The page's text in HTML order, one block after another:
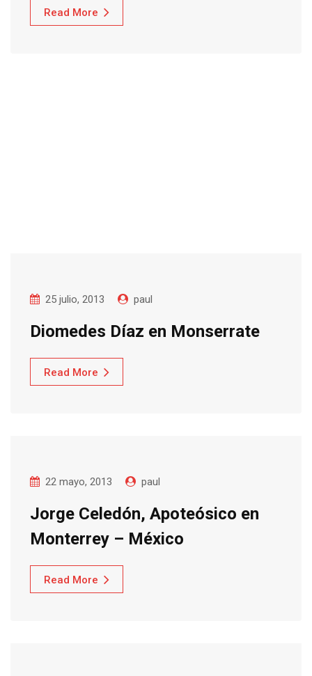
Read More
25 julio, 2013 paul
Diomedes Díaz en Monserrate
Read More
22 mayo, 2013 paul
Jorge Celedón, Apoteósico en
Monterrey – México
Read More